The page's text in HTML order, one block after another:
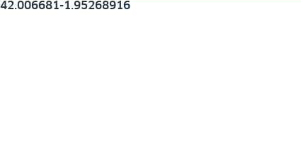
42.006681 -1.95268916